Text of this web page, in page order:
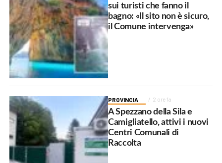
sui turisti che fanno il
bagno: «Il sito non è sicuro,
il Comune intervenga»
PROVINCIA 2 ore fa
A Spezzano della Sila e
Camigliatello, attivi i nuovi
Centri Comunali di
Raccolta